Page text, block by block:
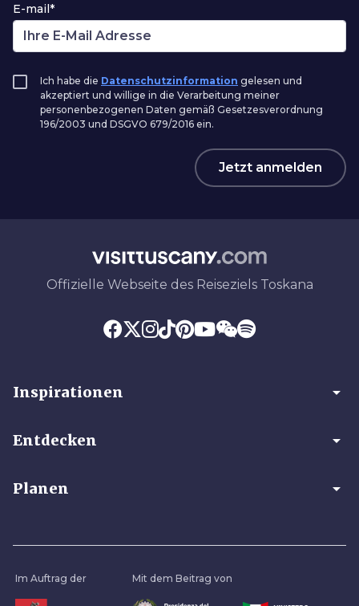
E-mail*
Ich habe die Datenschutzinformation gelesen und
akzeptiert und willige in die Verarbeitung meiner
personenbezogenen Daten gemäß Gesetzesverordnung
196/2003 und DSGVO 679/2016 ein.
Jetzt anmelden
Offizielle Webseite des Reiseziels Toskana
Inspirationen arrow_drop_down
Entdecken arrow_drop_down
Planen arrow_drop_down
Im Auftrag der Mit dem Beitrag von